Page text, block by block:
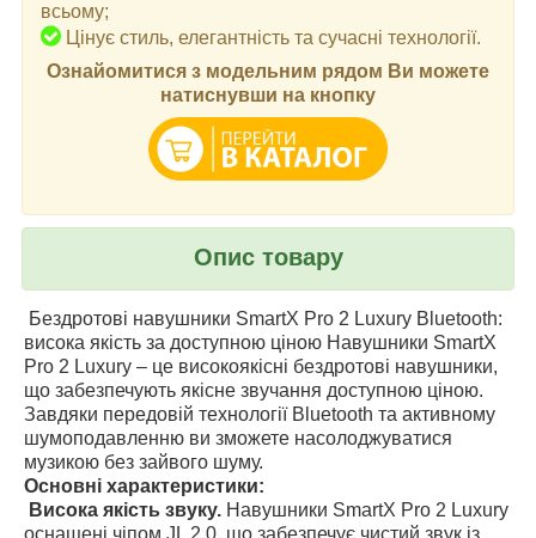
всьому;
Цінує стиль, елегантність та сучасні технології.
Ознайомитися з модельним рядом Ви можете
натиснувши на кнопку
Опис товару
Бездротові навушники SmartX Pro 2 Luxury Bluetooth:
висока якість за доступною ціною Навушники SmartX
Pro 2 Luxury – це високоякісні бездротові навушники,
що забезпечують якісне звучання доступною ціною.
Завдяки передовій технології Bluetooth та активному
шумоподавленню ви зможете насолоджуватися
музикою без зайвого шуму.
Основні характеристики:
Висока якість звуку. Навушники SmartX Pro 2 Luxury